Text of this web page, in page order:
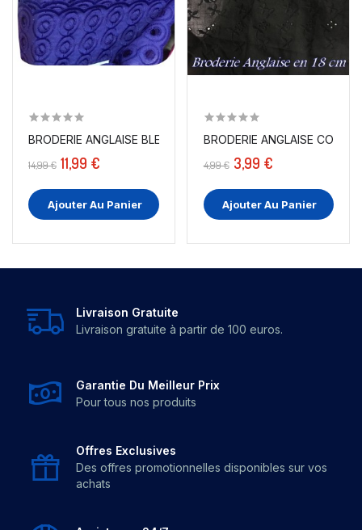
BRODERIE ANGLAISE BLEU INDIGO EN TISSU AJOURÉE...
14,99 € 11,99 €
Ajouter Au Panier
BRODERIE ANGLAISE
4,99 € 3,99 €
Ajouter Au Panier
Livraison Gratuite
Livraison gratuite à partir de 100 euros.
Garantie Du Meilleur Prix
Pour tous nos produits
Offres Exclusives
Des offres promotionnelles disponibles sur vos
achats